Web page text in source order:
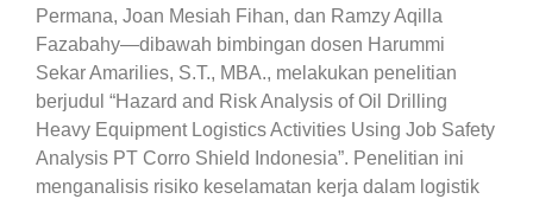
Permana, Joan Mesiah Fihan, dan Ramzy Aqilla
Fazabahy—dibawah bimbingan dosen Harummi
Sekar Amarilies, S.T., MBA., melakukan penelitian
berjudul “Hazard and Risk Analysis of Oil Drilling
Heavy Equipment Logistics Activities Using Job Safety
Analysis PT Corro Shield Indonesia”. Penelitian ini
menganalisis risiko keselamatan kerja dalam logistik